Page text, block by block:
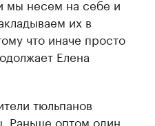
мы несем на себе и
их в
что иначе просто
Елена
тюльпанов
Раньше оптом один